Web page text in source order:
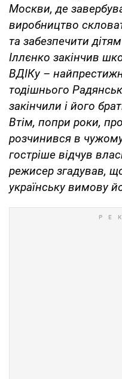
Москви, де
виробництво
та забезпечити
Іллєнко закінчив
ВДІКу –
тодішнього
закінчили і його
Втім, попри роки,
розчинився в
гостріше відчув
режисер згадував,
українську вимову